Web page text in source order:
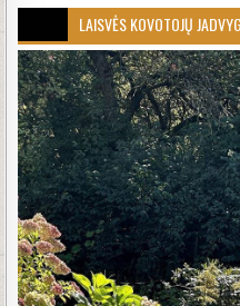
LAISVĖS KOVOTOJŲ